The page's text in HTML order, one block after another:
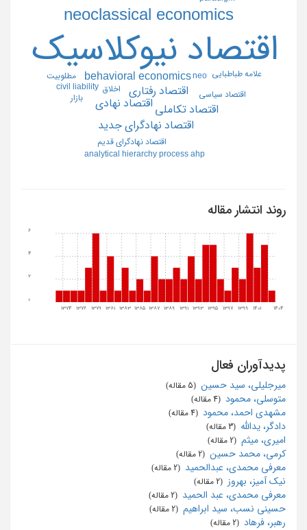
اقتصاد نيوكلاسيك
neoclassical economics
behavioral economics
اقتصاد رفتاري
اقتصاد تكاملي
اقتصاد نهادي
اقتصاد نهادگراي جديد
neo
اخلاق
اقتصاد سياسي
اقتصاد نهادگراي قديم
بازار
علامه طباطبايي مطلوبيت
analytical hierarchy process ahp
civil liability
روند انتشار مقاله
1374 1376 1379 1381 1383 1385 1387 1389 1391 1393 1395 1397 1399 1401 1404
پدیدآوران فعال
میرجلیلی، سید حسین
متوسلی، محمود
مشهدی احمد، محمود
دادگر، یدالله
امیری، میثم
کرمی، محمد حسین
معرفی محمدی، عبدالحمید
نیک آمیز، بهروز
معرفی محمدی، عبد الحمید
حسینی نسب، سید ابراهیم
رهبر، فرهاد